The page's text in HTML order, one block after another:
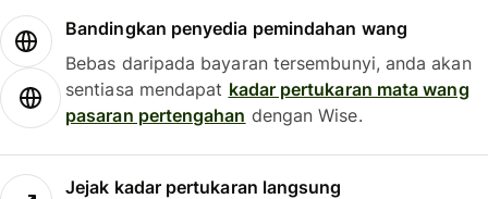
Bandingkan penyedia pemindahan wang
Bebas daripada bayaran tersembunyi, anda akan
sentiasa mendapat kadar pertukaran mata wang
pasaran pertengahan dengan Wise.
Jejak kadar pertukaran langsung